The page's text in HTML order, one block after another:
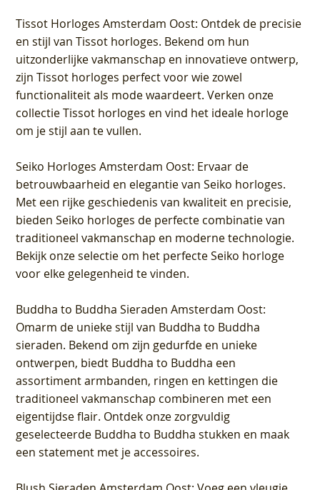
Tissot Horloges Amsterdam Oost: Ontdek de precisie
en stijl van Tissot horloges. Bekend om hun
uitzonderlijke vakmanschap en innovatieve ontwerp,
zijn Tissot horloges perfect voor wie zowel
functionaliteit als mode waardeert. Verken onze
collectie Tissot horloges en vind het ideale horloge
om je stijl aan te vullen.
Seiko Horloges Amsterdam Oost: Ervaar de
betrouwbaarheid en elegantie van Seiko horloges.
Met een rijke geschiedenis van kwaliteit en precisie,
bieden Seiko horloges de perfecte combinatie van
traditioneel vakmanschap en moderne technologie.
Bekijk onze selectie om het perfecte Seiko horloge
voor elke gelegenheid te vinden.
Buddha to Buddha Sieraden Amsterdam Oost:
Omarm de unieke stijl van Buddha to Buddha
sieraden. Bekend om zijn gedurfde en unieke
ontwerpen, biedt Buddha to Buddha een
assortiment armbanden, ringen en kettingen die
traditioneel vakmanschap combineren met een
eigentijdse flair. Ontdek onze zorgvuldig
geselecteerde Buddha to Buddha stukken en maak
een statement met je accessoires.